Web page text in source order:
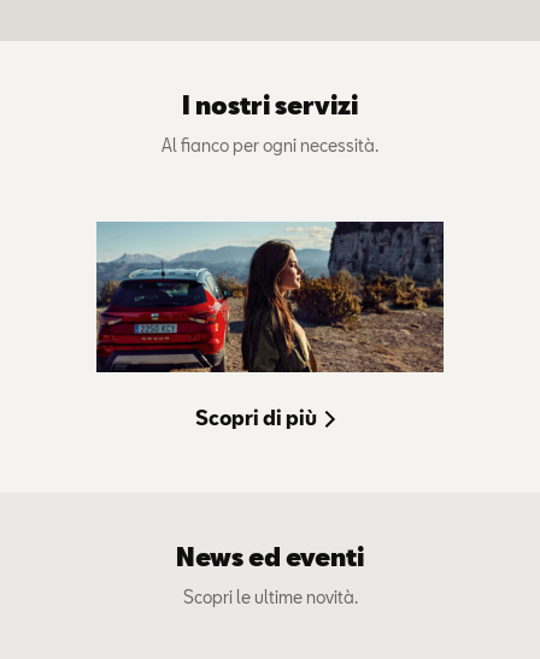
I nostri servizi
Al fianco per ogni necessità.
Scopri di più
News ed eventi
Scopri le ultime novità.